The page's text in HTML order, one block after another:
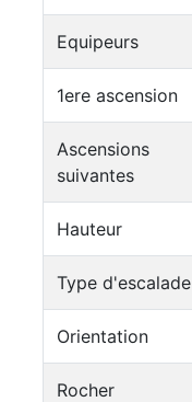
Equipeurs
1ere ascension
Ascensions
suivantes
Hauteur
Type d'escalade
Orientation
Rocher